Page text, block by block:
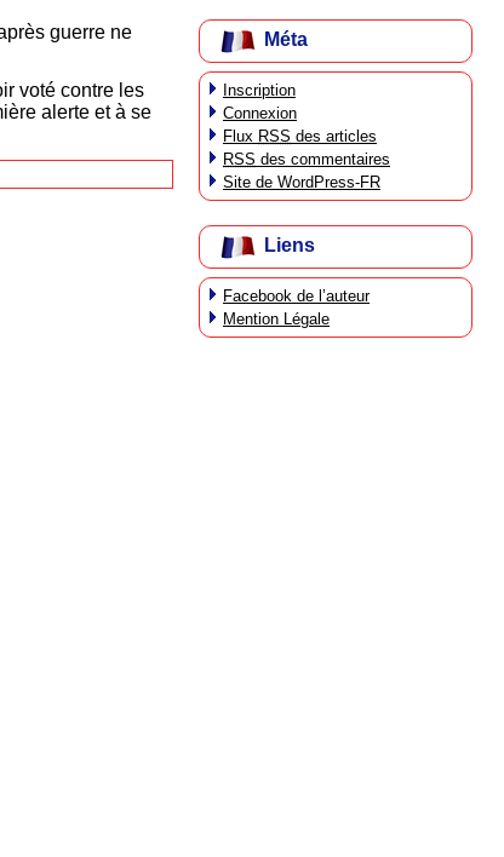
guerre ne
voté contre les
alerte et à se
Méta
Inscription
Connexion
Flux RSS des articles
RSS des commentaires
Site de WordPress-FR
Liens
Facebook de l’auteur
Mention Légale